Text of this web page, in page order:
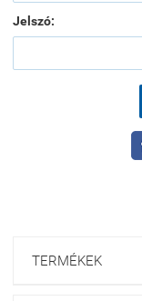
Jelszó:
TERMÉKEK